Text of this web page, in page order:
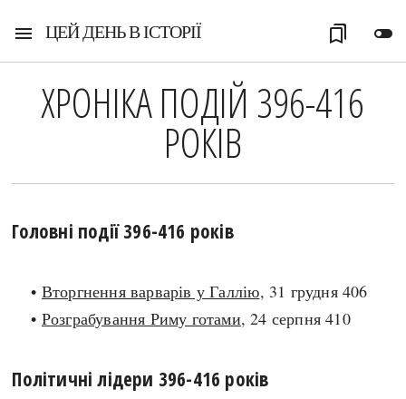
menu ЦЕЙ ДЕНЬ В ІСТОРІЇ toggle_off
bookmarks
ХРОНІКА ПОДІЙ 396-416
РОКІВ
Головні події 396-416 років
• Вторгнення варварів у Галлію, 31 грудня 406
• Розграбування Риму готами, 24 серпня 410
Політичні лідери 396-416 років